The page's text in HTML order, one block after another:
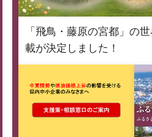
「飛鳥・藤原の宮都」の
載が決定しました！